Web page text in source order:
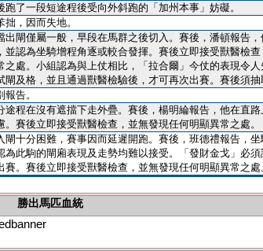
跑了一段短途程後受向外斜跑的「加州本事」妨礙。
拙，因而失地。
出閘僅屬一般，早段在馬群之後切入。賽後，潘頓報告
並認為坐騎增程角逐或較合發揮。賽後立即接受獸醫檢
之處。小組認為與上仗相比，「拉合爾」今仗的表現令人
閘及格，並且通過獸醫檢驗後，才可再次出賽。賽後須抽
報告。
途程在沒有遮擋下走外疊。賽後，楊明綸報告，他在直
。賽後立即接受獸醫檢查，並無發現任何明顯異常之處。
閘十分困難，賽事因而延遲開跑。賽後，班德禮報告，坐
為此駒的閘廂表現及走勢均難以接受。「發財金戈」必
賽。賽後立即接受獸醫檢查，並無發現任何明顯異常之處
勝出馬匹血統